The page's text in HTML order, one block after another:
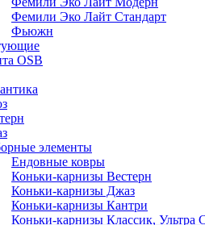
Фемили Эко Лайт Стандарт
Фьюжн
OSB
элементы
Ендовные ковры
Коньки-карнизы Вестерн
Коньки-карнизы Джаз
Коньки-карнизы Кантри
Коньки-карнизы Классик, Ультра